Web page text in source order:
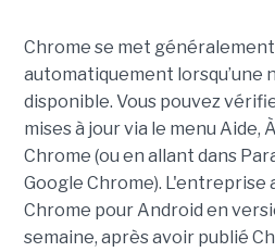
Chrome se met
automatiquement lorsqu’une
disponible. Vous pouvez
mises à jour via le menu Aide,
Chrome (ou en allant dans
Google Chrome). L'entreprise
Chrome pour Android en
semaine, après avoir publié